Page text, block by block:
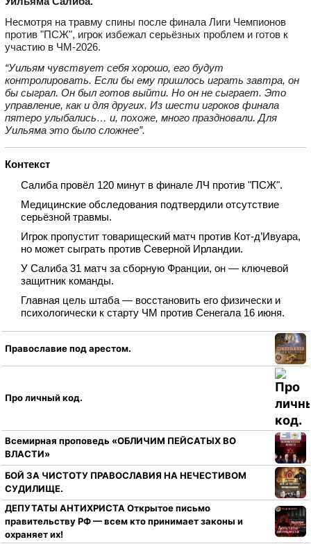
Несмотря на травму спины после финала Лиги Чемпионов
против "ПСЖ", игрок избежал серьёзных проблем и готов к
участию в ЧМ‑2026.
“Уильям чувствует себя хорошо, его будут
контролировать. Если бы ему пришлось играть завтра, он
бы сыграл. Он был готов выйти. Но он не сыграет. Это
управление, как и для других. Из шести игроков финала
пятеро улыбались… и, похоже, много праздновали. Для
Уильяма это было сложнее”.
Контекст
Салиба провёл 120 минут в финале ЛЧ против "ПСЖ".
Медицинские обследования подтвердили отсутствие
серьёзной травмы.
Игрок пропустит товарищеский матч против Кот‑д’Ивуара,
но может сыграть против Северной Ирландии.
У Салиба 31 матч за сборную Франции, он — ключевой
защитник команды.
Главная цель штаба — восстановить его физически и
психологически к старту ЧМ против Сенегала 16 июня.
Православие под арестом.
Про личный код.
Всемирная проповедь «ОБЛИЧИМ ПЕЙСАТЫХ ВО
ВЛАСТИ»
БОЙ ЗА ЧИСТОТУ ПРАВОСЛАВИЯ НА НЕЧЕСТИВОМ
СУДИЛИЩЕ.
ДЕПУТАТЫ АНТИХРИСТА Открытое письмо
правительству РФ — всем кто принимает законы и
охраняет их!